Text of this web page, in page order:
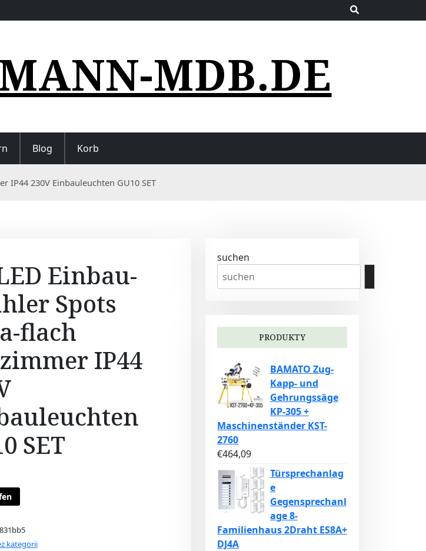
MDB.DE
Blog Korb
IP44 230V Einbauleuchten GU10 SET
Einbau-
Spots
flach
IP44
SET
kategorii
suchen
PRODUKTY
BAMATO Zug-
Kapp- und
Gehrungssäge
KP-305 +
Maschinenständer KST-
2760
€464,09
Türsprechanlag
e
Gegensprechanl
age 8-
Familienhaus 2Draht ES8A+
DJ4A